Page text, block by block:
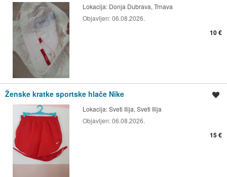
Lokacija: Donja Dubrava, Trnava
Objavljen:06.08.2026.
10 €
Ženske kratke sportske hlače Nike
Lokacija:Sveti Ilija, Sveti Ilija
Objavljen:06.08.2026.
15 €